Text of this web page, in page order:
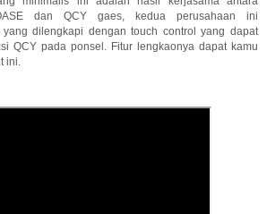
dan QCY gaes, kedua perusahaan ini
yang dilengkapi dengan touch control yang dapat
QCY pada ponsel. Fitur lengkaonya dapat kamu
ini.